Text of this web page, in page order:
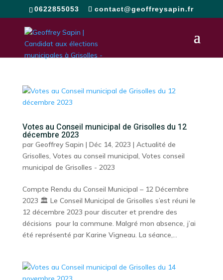
0622855053 contact@geoffreysapin.fr
Votes au Conseil municipal de Grisolles du 12
décembre 2023
par Geoffrey Sapin | Déc 14, 2023 | Actualité de
Grisolles, Votes au conseil municipal, Votes conseil
municipal de Grisolles - 2023
Compte Rendu du Conseil Municipal – 12 Décembre
2023 🏛️ Le Conseil Municipal de Grisolles s’est réuni le
12 décembre 2023 pour discuter et prendre des
décisions pour la commune. Malgré mon absence, j’ai
été représenté par Karine Vigneau. La séance,...